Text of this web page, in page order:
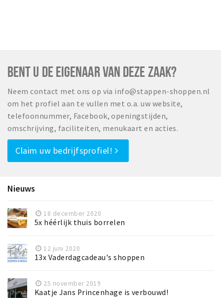
BENT U DE EIGENAAR VAN DEZE ZAAK?
Neem contact met ons op via info@stappen-shoppen.nl
om het profiel aan te vullen met o.a. uw website,
telefoonnummer, Facebook, openingstijden,
omschrijving, faciliteiten, menukaart en acties.
Claim uw bedrijfsprofiel!
Nieuws
18 december 2020
5x héérlijk thuis borrelen
12 juni 2020
13x Vaderdagcadeau's shoppen
25 november 2019
Kaatje Jans Princenhage is verbouwd!